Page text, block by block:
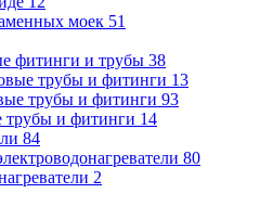
моек 51
фитинги и трубы 38
трубы и фитинги 13
трубы и фитинги 93
трубы и фитинги 14
84
80
2